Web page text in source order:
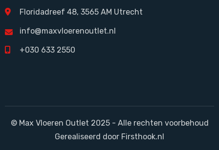
Floridadreef 48, 3565 AM Utrecht
info@maxvloerenoutlet.nl
+030 633 2550
© Max Vloeren Outlet 2025 - Alle rechten voorbehoud
Gerealiseerd door Firsthook.nl